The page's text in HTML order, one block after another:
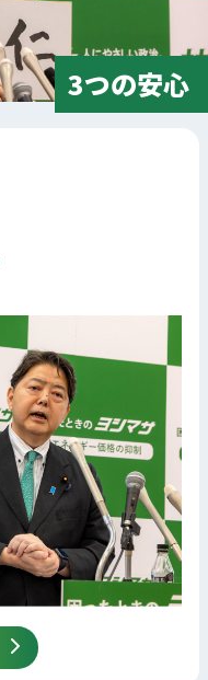
3つの安心